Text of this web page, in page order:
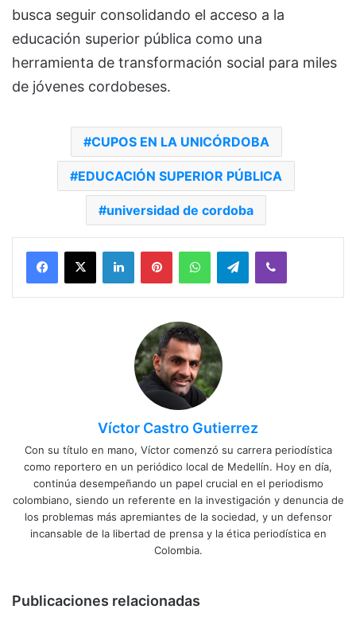
busca seguir consolidando el acceso a la
educación superior pública como una
herramienta de transformación social para miles
de jóvenes cordobeses.
CUPOS EN LA UNICÓRDOBA
EDUCACIÓN SUPERIOR PÚBLICA
universidad de cordoba
Facebook
X LinkedInPinterestWhatsAppTelegramViber
Víctor Castro Gutierrez
Con su título en mano, Víctor comenzó su carrera periodística
como reportero en un periódico local de Medellín. Hoy en día,
continúa desempeñando un papel crucial en el periodismo
colombiano, siendo un referente en la investigación y denuncia de
los problemas más apremiantes de la sociedad, y un defensor
incansable de la libertad de prensa y la ética periodística en
Colombia.
Publicaciones relacionadas